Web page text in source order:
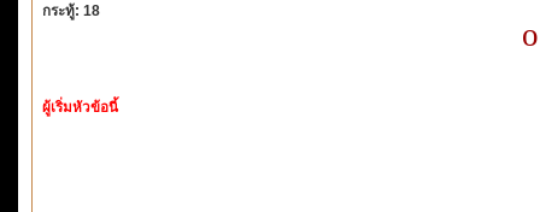
กระทู้: 18
ผู้เริ่มหัวข้อนี้